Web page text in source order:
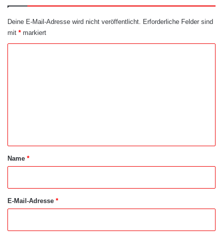
Deine E-Mail-Adresse wird nicht veröffentlicht.
Erforderliche Felder sind
mit * markiert
aName *
E-Mail-Adresse *